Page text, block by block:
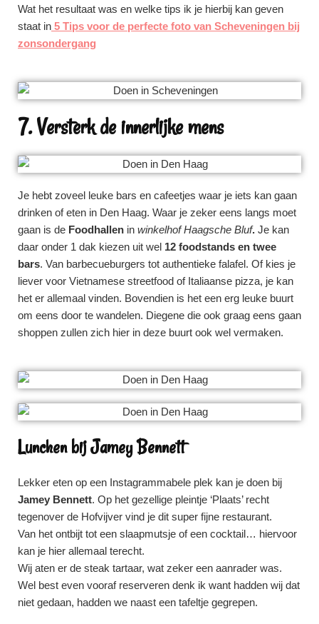
Wat het resultaat was en welke tips ik je hierbij kan geven
staat in 5 Tips voor de perfecte foto van Scheveningen bij
zonsondergang
7. Versterk de innerlijke mens
Je hebt zoveel leuke bars en cafeetjes waar je iets kan gaan
drinken of eten in Den Haag. Waar je zeker eens langs moet
gaan is de Foodhallen in winkelhof Haagsche Bluf. Je kan
daar onder 1 dak kiezen uit wel 12 foodstands en twee
bars. Van barbecueburgers tot authentieke falafel. Of kies je
liever voor Vietnamese streetfood of Italiaanse pizza, je kan
het er allemaal vinden. Bovendien is het een erg leuke buurt
om eens door te wandelen. Diegene die ook graag eens gaan
shoppen zullen zich hier in deze buurt ook wel vermaken.
Lunchen bij Jamey Bennett
Lekker eten op een Instagrammabele plek kan je doen bij
Jamey Bennett. Op het gezellige pleintje ‘Plaats’ recht
tegenover de Hofvijver vind je dit super fijne restaurant.
Van het ontbijt tot een slaapmutsje of een cocktail… hiervoor
kan je hier allemaal terecht.
Wij aten er de steak tartaar, wat zeker een aanrader was.
Wel best even vooraf reserveren denk ik want hadden wij dat
niet gedaan, hadden we naast een tafeltje gegrepen.